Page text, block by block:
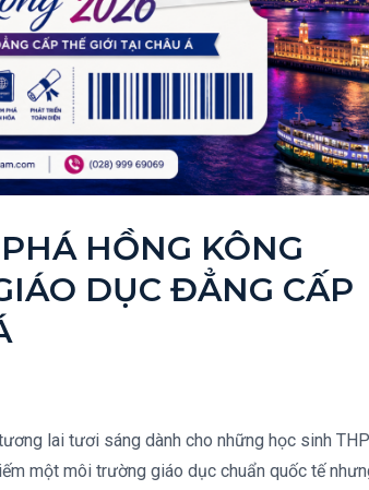
HỒNG KÔNG
DỤC ĐẲNG CẤP
lai tươi sáng dành cho những học sinh
một môi trường giáo dục chuẩn quốc tế